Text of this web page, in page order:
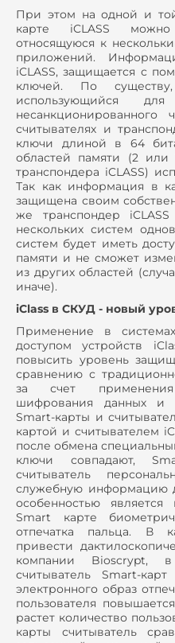
При этом на одной и
карте iCLASS
относящуюся к
приложений.
iCLASS, защищается с
ключей. По
использующийся
считывателях и
ключи длиной в 64
областей памяти (2 или
транспондера iCLASS)
Так как информация в
защищена своим
же транспондер
нескольких систем
систем будет иметь
памяти и не сможет
из других областей
иначе).
iClass в СКУД - новый
Применение в
доступом устройств
повысить уровень
сравнению с
за счет
шифрования данных и
Smart-карты и
картой и считывателем
после обмена
ключи совпадают,
считыватель
служебную информацию
особенностью
Smart карте
отпечатка пальца. В
привести
компании Bioscrypt,
считыватель Smart-
электронного образ
пользователя
растет количество
карты считыватель